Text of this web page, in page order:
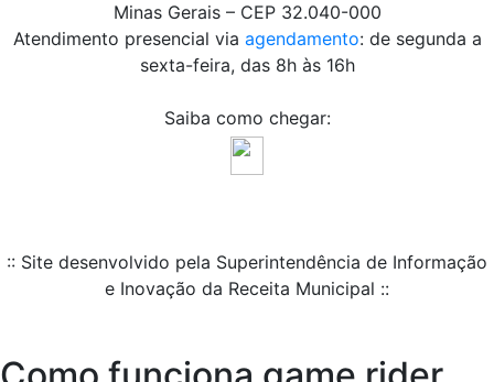
Minas Gerais – CEP 32.040-000
Atendimento presencial via agendamento: de segunda a
sexta-feira, das 8h às 16h
Saiba como chegar:
:: Site desenvolvido pela Superintendência de Informação
e Inovação da Receita Municipal ::